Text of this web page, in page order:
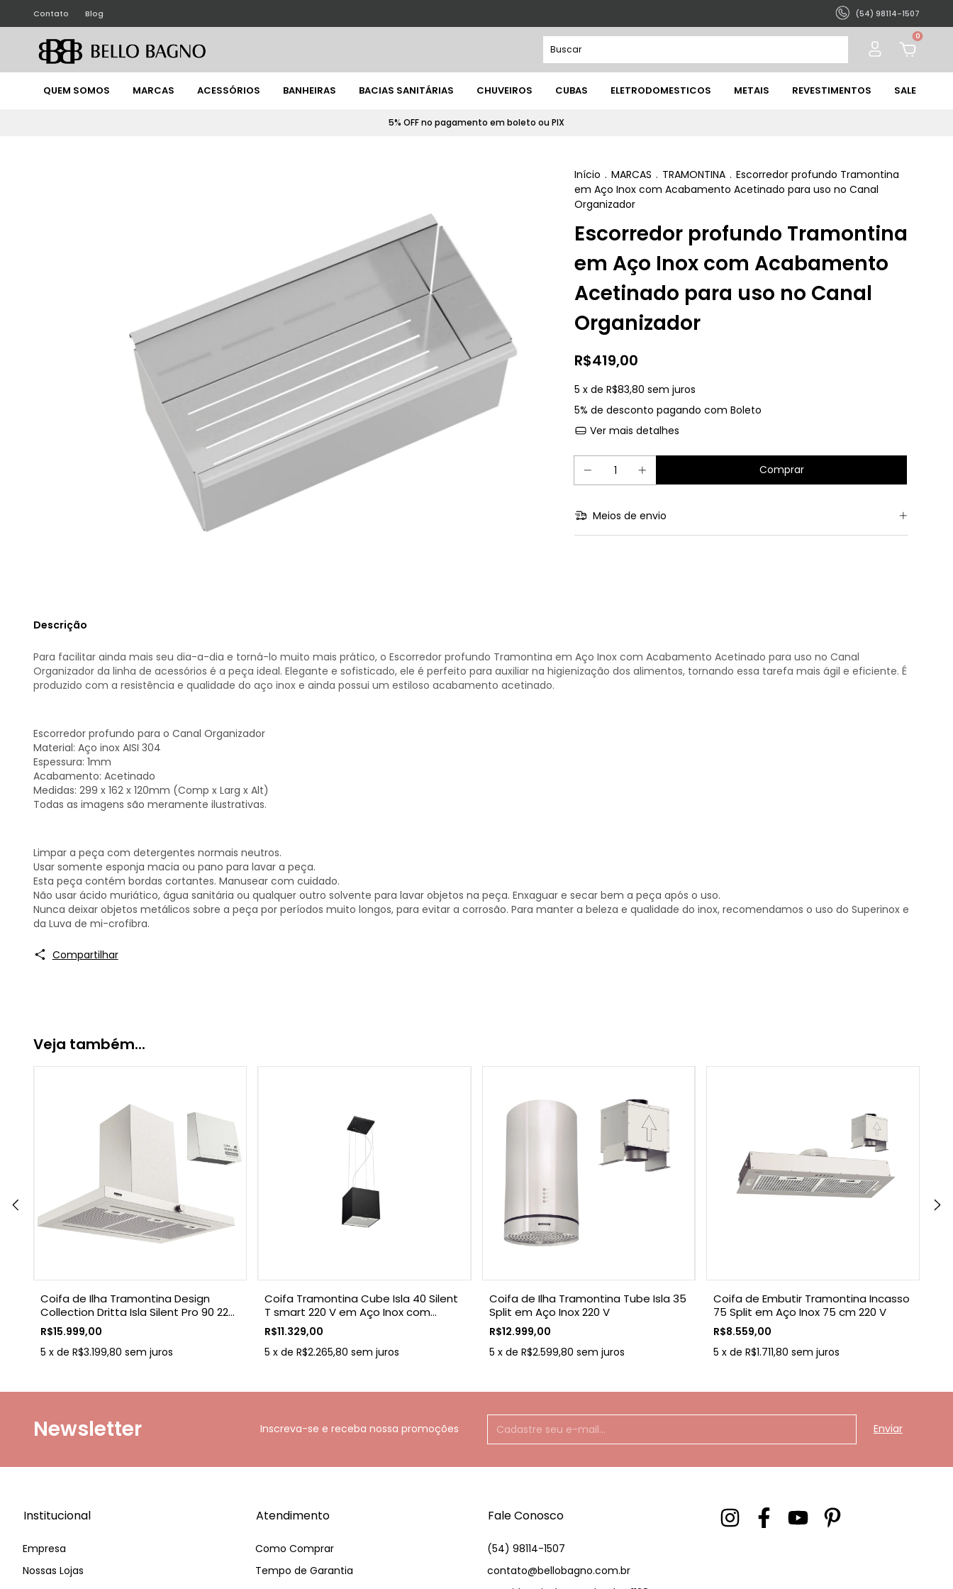
Contato Blog (54) 98114-1507
0
QUEM SOMOS MARCAS ACESSÓRIOS BANHEIRAS BACIAS SANITÁRIAS CHUVEIROS CUBAS ELETRODOMESTICOS METAIS REVESTIMENTOS SALE
5% OFF no pagamento em boleto ou PIX
Início . MARCAS . TRAMONTINA . Escorredor profundo Tramontina
em Aço Inox com Acabamento Acetinado para uso no Canal
Organizador
Escorredor profundo Tramontina
em Aço Inox com Acabamento
Acetinado para uso no Canal
Organizador
R$419,00
5 x de R$83,80 sem juros
5% de desconto pagando com Boleto
Ver mais detalhes
Meios de envio
Descrição
Para facilitar ainda mais seu dia-a-dia e torná-lo muito mais prático, o Escorredor profundo Tramontina em Aço Inox com Acabamento Acetinado para uso no Canal
Organizador da linha de acessórios é a peça ideal. Elegante e sofisticado, ele é perfeito para auxiliar na higienização dos alimentos, tornando essa tarefa mais ágil e eficiente. É
produzido com a resistência e qualidade do aço inox e ainda possui um estiloso acabamento acetinado.
Escorredor profundo para o Canal Organizador
Material: Aço inox AISI 304
Espessura: 1mm
Acabamento: Acetinado
Medidas: 299 x 162 x 120mm (Comp x Larg x Alt)
Todas as imagens são meramente ilustrativas.
Limpar a peça com detergentes normais neutros.
Usar somente esponja macia ou pano para lavar a peça.
Esta peça contém bordas cortantes. Manusear com cuidado.
Não usar ácido muriático, água sanitária ou qualquer outro solvente para lavar objetos na peça. Enxaguar e secar bem a peça após o uso.
Nunca deixar objetos metálicos sobre a peça por períodos muito longos, para evitar a corrosão. Para manter a beleza e qualidade do inox, recomendamos o uso do Superinox e
da Luva de mi-crofibra.
Compartilhar
Veja também...
Coifa de Ilha Tramontina Design
Collection Dritta Isla Silent Pro 90 220
V em Aço Inox
R$15.999,00
5 x de R$3.199,80 sem juros
Coifa Tramontina Cube Isla 40 Silent
T smart 220 V em Aço Inox com
Acabamento Black Steel
R$11.329,00
5 xdeR$2.265,80 sem juros
Coifa de Ilha Tramontina Tube Isla 35
Split em Aço Inox 220 V
R$12.999,00
5 x de R$2.599,80 sem juros
Coifa de Embutir Tramontina Incasso
75 Split em Aço Inox 75 cm 220 V
R$8.559,00
5 x de R$1.711,80 sem juros
Newsletter Inscreva-se e receba nossa promoções
Institucional
Empresa
Nossas Lojas
Atendimento
Como Comprar
Tempo de Garantia
Fale Conosco
(54) 98114-1507
contato@bellobagno.com.br